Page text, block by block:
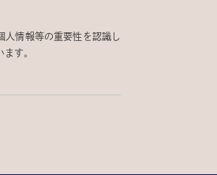
人情報等の重要性を認識し
す。